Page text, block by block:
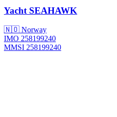
YachtSEAHAWK
🇳🇴 Norway
IMO 258199240
MMSI 258199240